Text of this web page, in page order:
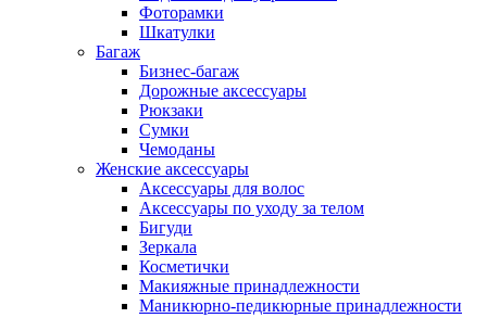
Фоторамки
Шкатулки
Багаж
Бизнес-багаж
Дорожные аксессуары
Рюкзаки
Сумки
Чемоданы
Женские аксессуары
Аксессуары для волос
Аксессуары по уходу за телом
Бигуди
Зеркала
Косметички
Макияжные принадлежности
Маникюрно-педикюрные принадлежности